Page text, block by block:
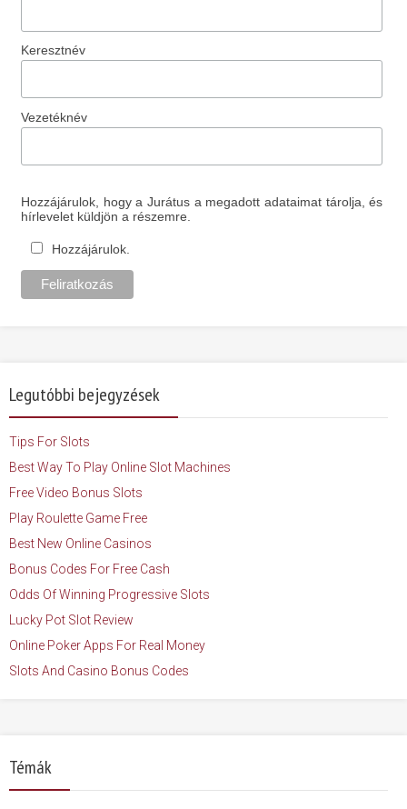
Keresztnév
Vezetéknév
Hozzájárulok, hogy a Jurátus a megadott adataimat tárolja, és
hírlevelet küldjön a részemre.
Hozzájárulok.
Legutóbbi bejegyzések
Tips For Slots
Best Way To Play Online Slot Machines
Free Video Bonus Slots
Play Roulette Game Free
Best New Online Casinos
Bonus Codes For Free Cash
Odds Of Winning Progressive Slots
Lucky Pot Slot Review
Online Poker Apps For Real Money
Slots And Casino Bonus Codes
Témák